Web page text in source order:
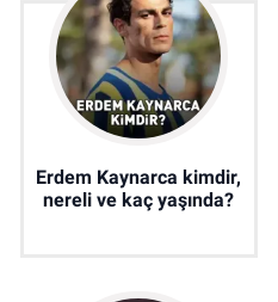
Erdem Kaynarca kimdir,
nereli ve kaç yaşında?